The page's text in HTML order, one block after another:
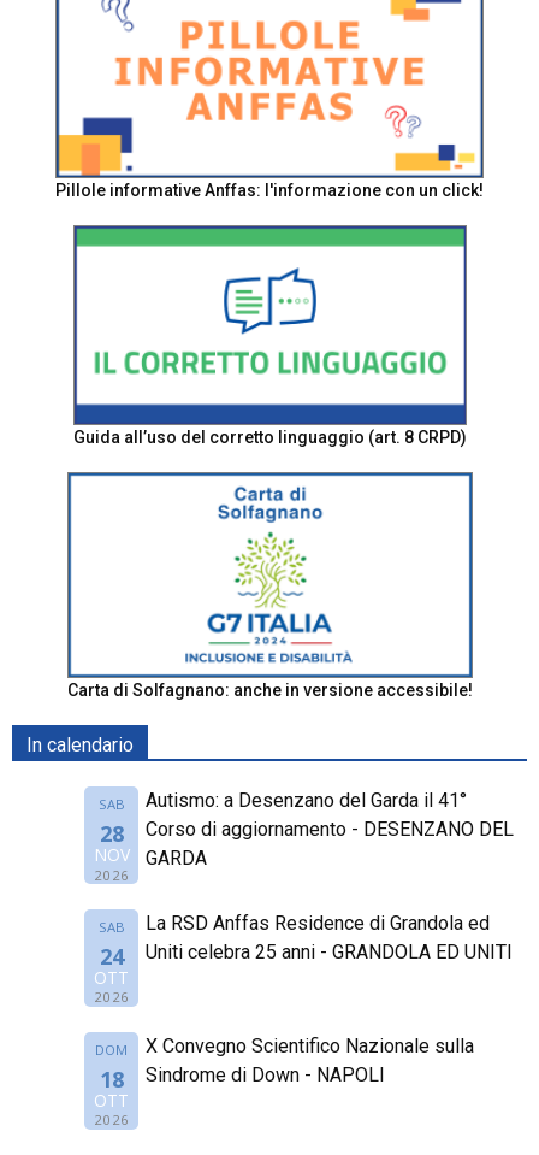
Pillole informative Anffas: l'informazione con un click!
Guida all’uso del corretto linguaggio (art. 8 CRPD)
Carta di Solfagnano: anche in versione accessibile!
In calendario
SAB
28
NOV
2026
Autismo: a Desenzano del Garda il 41°
Corso di aggiornamento - DESENZANO DEL
GARDA
SAB
24
OTT
2026
La RSD Anffas Residence di Grandola ed
Uniti celebra 25 anni - GRANDOLA ED UNITI
DOM
18
OTT
2026
X Convegno Scientifico Nazionale sulla
Sindrome di Down - NAPOLI